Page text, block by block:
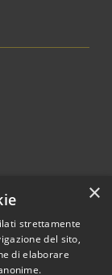
• Comune di
×
strettamente
del sito,
di elaborare